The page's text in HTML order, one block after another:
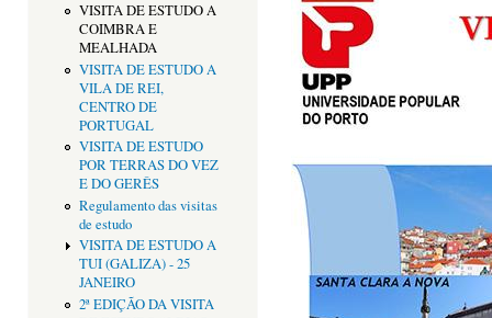
VISITA DE ESTUDO A
COIMBRA E
MEALHADA
VISITA DE ESTUDO A
VILA DE REI,
CENTRO DE
PORTUGAL
VISITA DE ESTUDO
POR TERRAS DO VEZ
E DO GERÊS
Regulamento das visitas
de estudo
VISITA DE ESTUDO A
TUI (GALIZA) - 25
JANEIRO
2ª EDIÇÃO DA VISITA